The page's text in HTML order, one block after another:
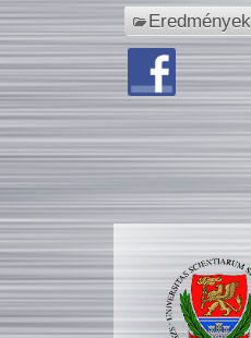
Eredmények